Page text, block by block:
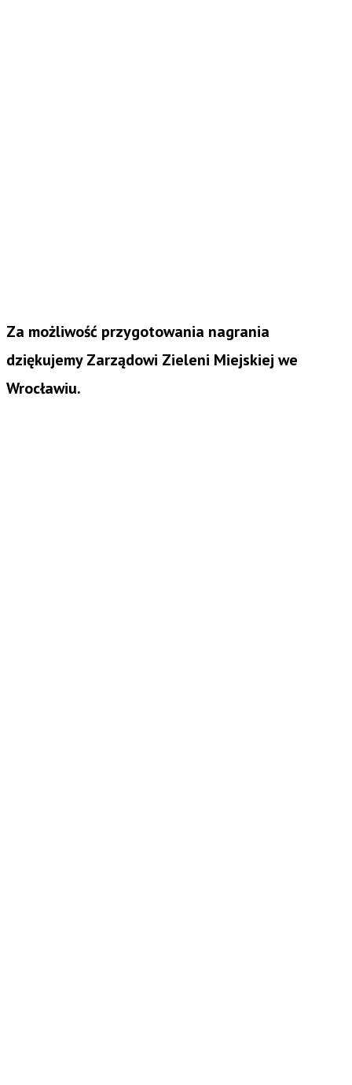
Za możliwość przygotowania nagrania
dziękujemy Zarządowi Zieleni Miejskiej we
Wrocławiu.